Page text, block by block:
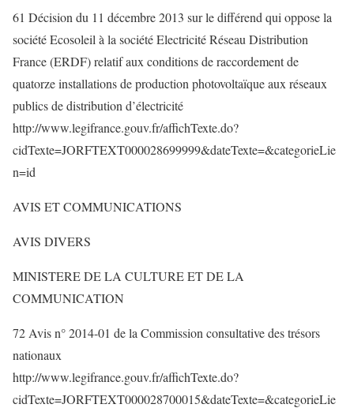
61 Décision du 11 décembre 2013 sur le différend qui oppose la
société Ecosoleil à la société Electricité Réseau Distribution
France (ERDF) relatif aux conditions de raccordement de
quatorze installations de production photovoltaïque aux réseaux
publics de distribution d’électricité
http://www.legifrance.gouv.fr/affichTexte.do?
cidTexte=JORFTEXT000028699999&dateTexte=&categorieLie
n=id
AVIS ET COMMUNICATIONS
AVIS DIVERS
MINISTERE DE LA CULTURE ET DE LA
COMMUNICATION
72 Avis n° 2014-01 de la Commission consultative des trésors
nationaux
http://www.legifrance.gouv.fr/affichTexte.do?
cidTexte=JORFTEXT000028700015&dateTexte=&categorieLie